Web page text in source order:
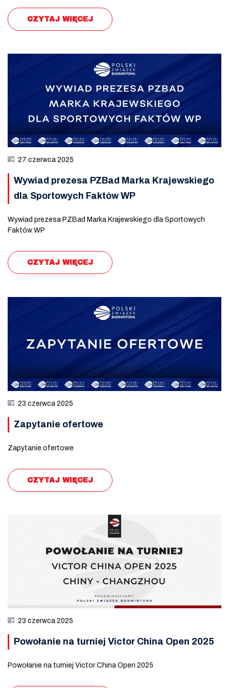
CZYTAJ WIĘCEJ
27 czerwca 2025
Wywiad prezesa PZBad Marka Krajewskiego
dla Sportowych Faktów WP
Wywiad prezesa PZBad Marka Krajewskiego dla Sportowych
Faktów WP
CZYTAJ WIĘCEJ
23 czerwca 2025
Zapytanie ofertowe
Zapytanie ofertowe
CZYTAJ WIĘCEJ
23 czerwca 2025
Powołanie na turniej Victor China Open 2025
Powołanie na turniej Victor China Open 2025